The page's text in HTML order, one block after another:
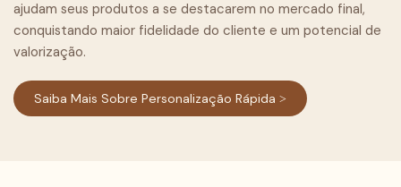
ajudam seus produtos a se destacarem no mercado final,
conquistando maior fidelidade do cliente e um potencial de
valorização.
Saiba Mais Sobre Personalização Rápida >